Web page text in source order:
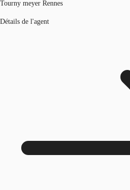
Tourny meyer Rennes
Détails de l'agent